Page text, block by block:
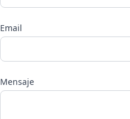
Email
Mensaje